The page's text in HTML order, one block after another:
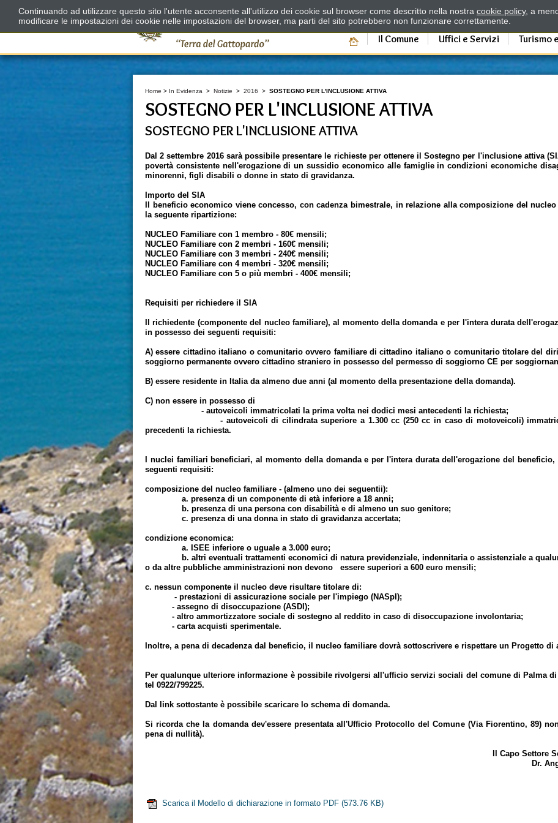
Il Comune Uffici e Servizi Turismo
Home > In Evidenza > Notizie > 2016 > SOSTEGNO PER L'INCLUSIONE ATTIVA
SOSTEGNO PER L'INCLUSIONE ATTIVA
SOSTEGNO PER L'INCLUSIONE ATTIVA
Dal 2 settembre 2016 sarà possibile presentare le richieste per ottenere il Sostegno per l'inclusione attiva
povertà consistente nell'erogazione di un sussidio economico alle famiglie in condizioni economiche
minorenni, figli disabili o donne in stato di gravidanza.
Importo del SIA
Il beneficio economico viene concesso, con cadenza bimestrale, in relazione alla composizione del
la seguente ripartizione:
NUCLEO Familiare con 1 membro - 80€ mensili;
NUCLEO Familiare con 2 membri - 160€ mensili;
NUCLEO Familiare con 3 membri - 240€ mensili;
NUCLEO Familiare con 4 membri - 320€ mensili;
NUCLEO Familiare con 5 o più membri - 400€ mensili;
Requisiti per richiedere il SIA
Il richiedente (componente del nucleo familiare), al momento della domanda e per l'intera durata
in possesso dei seguenti requisiti:
A) essere cittadino italiano o comunitario ovvero familiare di cittadino italiano o comunitario titolare del
soggiorno permanente ovvero cittadino straniero in possesso del permesso di soggiorno CE per
B) essere residente in Italia da almeno due anni (al momento della presentazione della domanda).
C) non essere in possesso di
- autoveicoli immatricolati la prima volta nei dodici mesi antecedenti la richiesta;
- autoveicoli di cilindrata superiore a 1.300 cc (250 cc in caso di motoveicoli)
precedenti la richiesta.
I nuclei familiari beneficiari, al momento della domanda e per l'intera durata dell'erogazione del
seguenti requisiti:
composizione del nucleo familiare - (almeno uno dei seguentii):
a. presenza di un componente di età inferiore a 18 anni;
b. presenza di una persona con disabilità e di almeno un suo genitore;
c. presenza di una donna in stato di gravidanza accertata;
condizione economica:
a. ISEE inferiore o uguale a 3.000 euro;
b. altri eventuali trattamenti economici di natura previdenziale, indennitaria o assistenziale a
o da altre pubbliche amministrazioni non devono essere superiori a 600 euro mensili;
c. nessun componente il nucleo deve risultare titolare di:
- prestazioni di assicurazione sociale per l'impiego (NASpI);
- assegno di disoccupazione (ASDI);
- altro ammortizzatore sociale di sostegno al reddito in caso di disoccupazione involontaria;
- carta acquisti sperimentale.
Inoltre, a pena di decadenza dal beneficio, il nucleo familiare dovrà sottoscrivere e rispettare un Progetto di
Per qualunque ulteriore informazione è possibile rivolgersi all'ufficio servizi sociali del comune di Palma di
tel 0922/799225.
Dal link sottostante è possibile scaricare lo schema di domanda.
Si ricorda che la domanda dev'essere presentata all'Ufficio Protocollo del Comune (Via Fiorentino, 89)
pena di nullità).
Il Capo Settore Servizi Sociali e
Dr. Angelo
Scarica il Modello di dichiarazione in formato PDF (573.76 KB)
Continuando ad utilizzare questo sito l'utente acconsente all'utilizzo dei cookie sul browser come descritto nella nostra cookie policy, a
modificare le impostazioni dei cookie nelle impostazioni del browser, ma parti del sito potrebbero non funzionare correttamente.